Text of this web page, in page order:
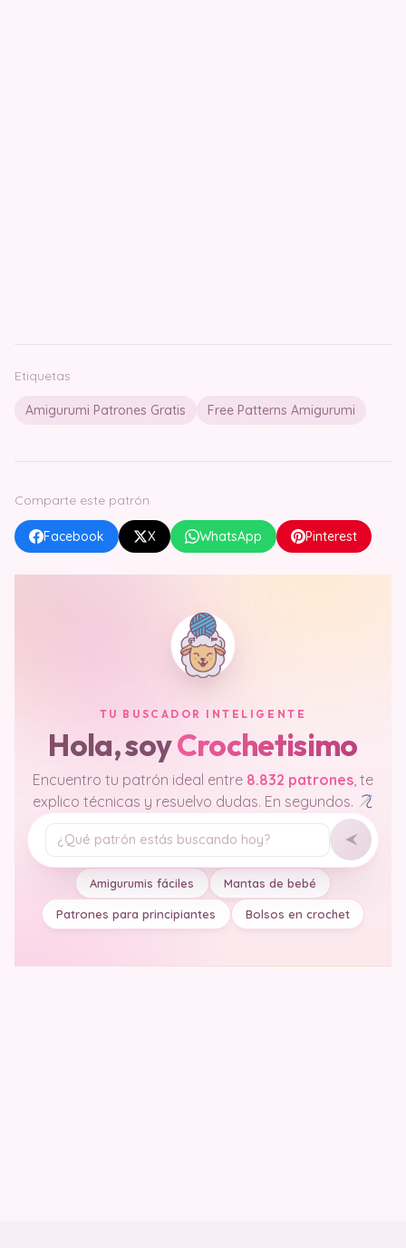
Etiquetas
Amigurumi Patrones Gratis Free Patterns Amigurumi
Comparte este patrón
Facebook X WhatsApp Pinterest
TU BUSCADOR INTELIGENTE
Hola, soyCrochetisimo
Encuentro tu patrón ideal entre 8.832 patrones, te
explico técnicas y resuelvo dudas. En segundos.
Tu pregunta
Amigurumis fáciles Mantas de bebé
Patrones para principiantes Bolsos en crochet